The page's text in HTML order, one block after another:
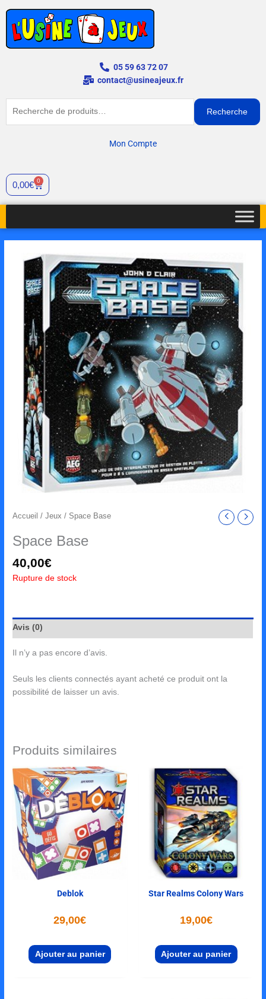
contenu
05 59 63 72 07
contact@usineajeux.fr
Recherche
Mon Compte
0,00€ 0
Cart
Accueil /Jeux / Space Base
Space Base
40,00€
Rupture de stock
Avis (0)
Il n’y a pas encore d’avis.
Seuls les clients connectés ayant acheté ce produit ont la
possibilité de laisser un avis.
Produits similaires
Deblok
29,00€
Ajouter au panier
Star Realms Colony Wars
19,00€
Ajouter au panier